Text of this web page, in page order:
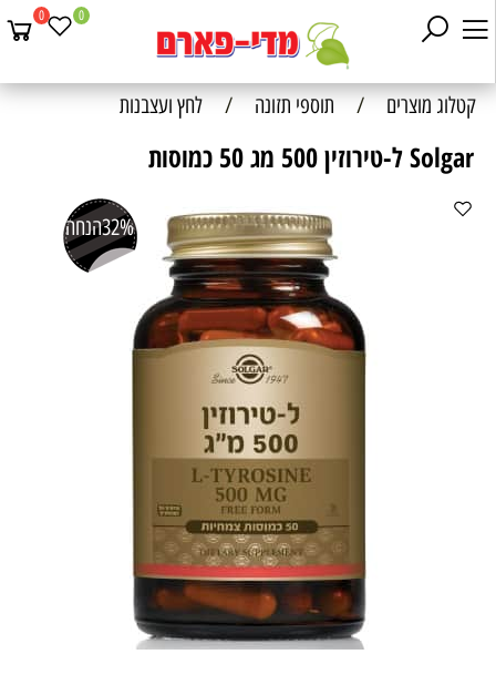
0 0
קטלוג מוצרים / תוספי תזונה / לחץ ועצבנות
Solgar ל-טירוזין 500 מג 50 כמוסות
32%הנחה